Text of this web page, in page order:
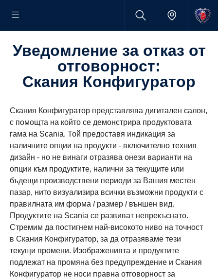
уведомление за отказ от
отговорност:
Скания Конфигуратор
Скания Конфигуратор представлява дигитален салон,
с помощта на който се демонстрира продуктовата
гама на Scania. Той предоставя индикация за
наличните опции на продукти - включително техния
дизайн - но не винаги отразява онези варианти на
опции към продуктите, налични за текущите или
бъдещи производствени периоди за Вашия местен
пазар, нито визуализира всички възможни продукти с
правилната им форма / размер / външен вид.
Продуктите на Scania се развиват непрекъснато.
Стремим да постигнем най-високото ниво на точност
в Скания Конфигуратор, за да отразяваме тези
текущи промени. Изображенията и продуктите
подлежат на промяна без предупреждение и Скания
Конфигуратор не носи правна отговорност за